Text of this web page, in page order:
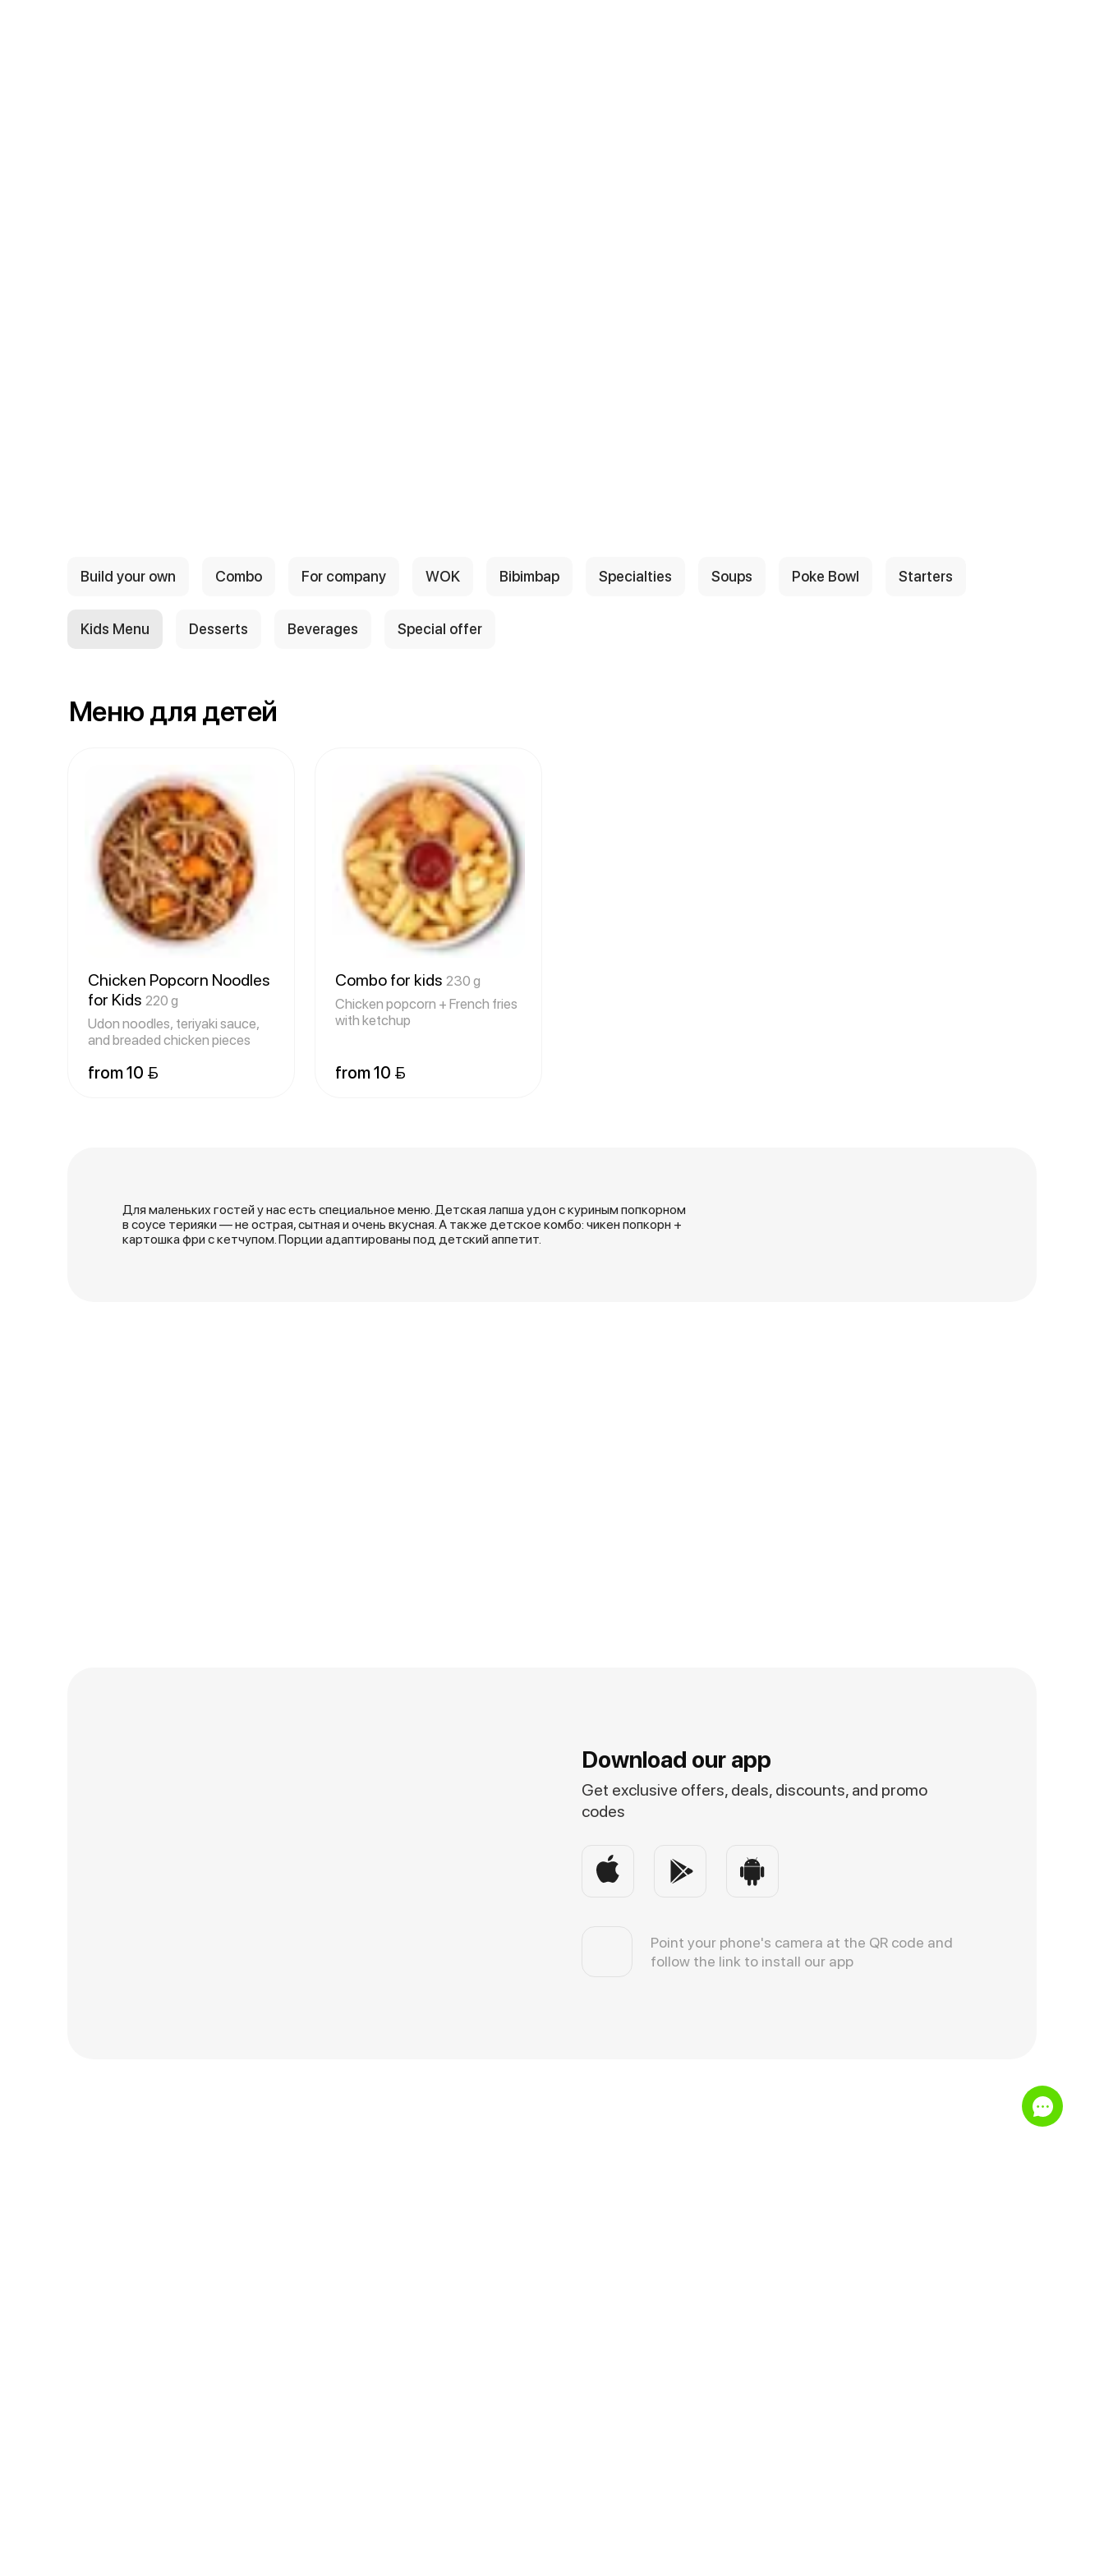
Build your own Combo For company WOK Bibimbap Specialties Soups Poke Bowl Starters
Kids Menu Desserts Beverages Special offer
Меню для детей
Chicken Popcorn Noodles
for Kids 220 g
Udon noodles, teriyaki sauce,
and breaded chicken pieces
from 10 
Combo for kids 230 g
Chicken popcorn + French fries
with ketchup
from 10 
Для маленьких гостей у нас есть специальное меню. Детская лапша удон с куриным попкорном
в соусе терияки — не острая, сытная и очень вкусная. А также детское комбо: чикен попкорн +
картошка фри с кетчупом. Порции адаптированы под детский аппетит.
Download our app
Get exclusive offers, deals, discounts, and promo
codes
Point your phone's camera at the QR code and
follow the link to install our app